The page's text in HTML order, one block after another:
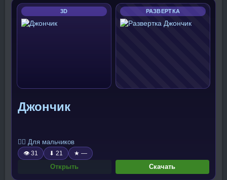
3D РАЗВЕРТКА
Джончик
🧍‍♂️ Для мальчиков
👁 31 ⬇ 21 ★ —
Открыть Скачать